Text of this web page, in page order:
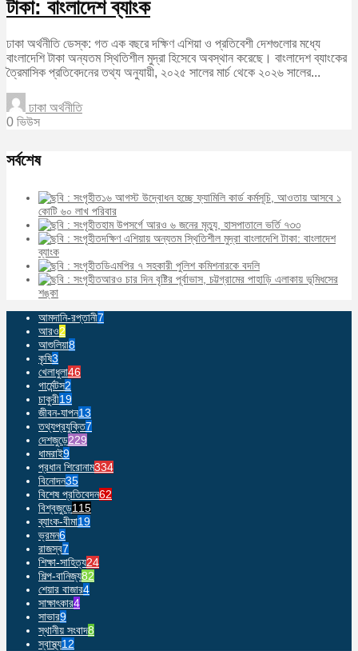
টাকা: বাংলাদেশ ব্যাংক
ঢাকা অর্থনীতি ডেস্ক: গত এক বছরে দক্ষিণ এশিয়া ও প্রতিবেশী দেশগুলোর মধ্যে
বাংলাদেশি টাকা অন্যতম স্থিতিশীল মুদ্রা হিসেবে অবস্থান করেছে। বাংলাদেশ ব্যাংকের
ত্রৈমাসিক প্রতিবেদনের তথ্য অনুযায়ী, ২০২৫ সালের মার্চ থেকে ২০২৬ সালের...
ঢাকা অর্থনীতি
0 ভিউস
সর্বশেষ
১৬ আগস্ট উদ্বোধন হচ্ছে ফ্যামিলি কার্ড কর্মসূচি, আওতায় আসবে ১
কোটি ৬০ লাখ পরিবার
হাম উপসর্গে আরও ৬ জনের মৃত্যু, হাসপাতালে ভর্তি ৭৩৩
দক্ষিণ এশিয়ায় অন্যতম স্থিতিশীল মুদ্রা বাংলাদেশি টাকা: বাংলাদেশ
ব্যাংক
ডিএমপির ৭ সহকারী পুলিশ কমিশনারকে বদলি
আরও চার দিন বৃষ্টির পূর্বাভাস, চট্টগ্রামের পাহাড়ি এলাকায় ভূমিধসের
শঙ্কা
আমদানি-রপ্তানী7
আরও2
আশুলিয়া8
কৃষি3
খেলাধুলা46
গার্মেন্টস2
চাকুরী19
জীবন-যাপন13
তথ্যপ্রযুক্তি7
দেশজুড়ে229
ধামরাই9
প্রধান শিরোনাম334
বিনোদন35
বিশেষ প্রতিবেদন62
বিশ্বজুড়ে115
ব্যাংক-বীমা19
ভ্রমন6
রাজস্ব7
শিক্ষা-সাহিত্য24
শিল্প-বানিজ্য82
শেয়ার বাজার4
সাক্ষাৎকার4
সাভার9
স্থানীয় সংবাদ8
স্বাস্থ্য12